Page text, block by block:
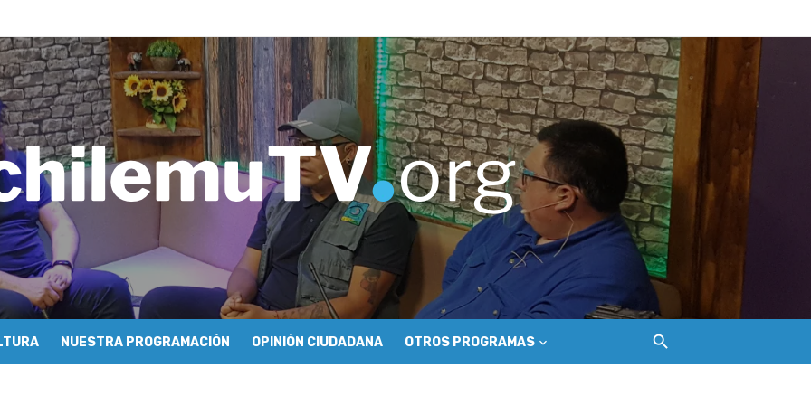
04: Nabi Saleh – Rafael Guendelman
periodismo conocieron cómo se hace televisión comunitaria en Pichilemu
proyectan festivales y escuela comunitaria
y floricultura con María Lina Fermandois y Luis Polanco
inician la construcción participativa del Plan Local de Restauración del Secano Costero Nilahue
a sus finalistas en su segunda clasificatoria
03: lessons on flight – Cecilia Araneda
celebra 50 años de carrera en Pichilemu
frontal en Pichilemu junto al alcalde Roberto Córdova
suscriben convenio para esterilización de mascotas
NUESTRA PROGRAMACIÓN OPINIÓN CIUDADANA OTROS PROGRAMAS